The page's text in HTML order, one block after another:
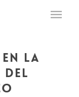
la
del